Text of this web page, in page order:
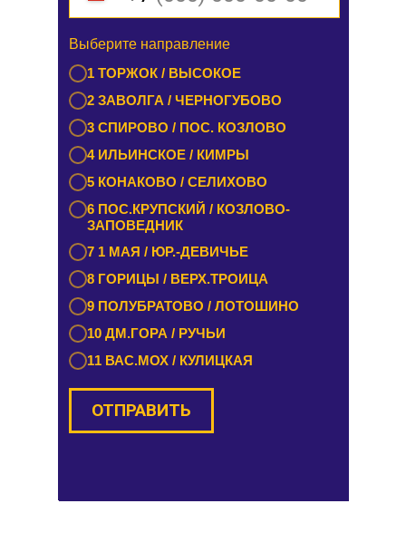
Выберите направление
ЭММАУСС
2 ЛИХОСЛАВЛЬ / КАЛАШНИКОВО
3 ЕМЕЛЬЯНОВО / СТАРИЦА
4 ТУРГИНОВО / ЗАПОВЕДНИК
5 КАШИН / КАЛЯЗИН
6 РАМЕШКИ / НИКОЛЬСКОЕ
Выберите направление
1 ТОРЖОК / ВЫСОКОЕ
2 ЗАВОЛГА / ЧЕРНОГУБОВО
3 СПИРОВО / ПОС. КОЗЛОВО
4 ИЛЬИНСКОЕ / КИМРЫ
5 КОНАКОВО / СЕЛИХОВО
6 ПОС.КРУПСКИЙ / КОЗЛОВО-
ЗАПОВЕДНИК
7 1 МАЯ / ЮР.-ДЕВИЧЬЕ
8 ГОРИЦЫ / ВЕРХ.ТРОИЦА
9 ПОЛУБРАТОВО / ЛОТОШИНО
10 ДМ.ГОРА / РУЧЬИ
11 ВАС.МОХ / КУЛИЦКАЯ
ОТПРАВИТЬ